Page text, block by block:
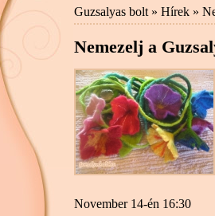
Guzsalyas bolt » Hírek »
Nemezelj a
November 14-én 16:30